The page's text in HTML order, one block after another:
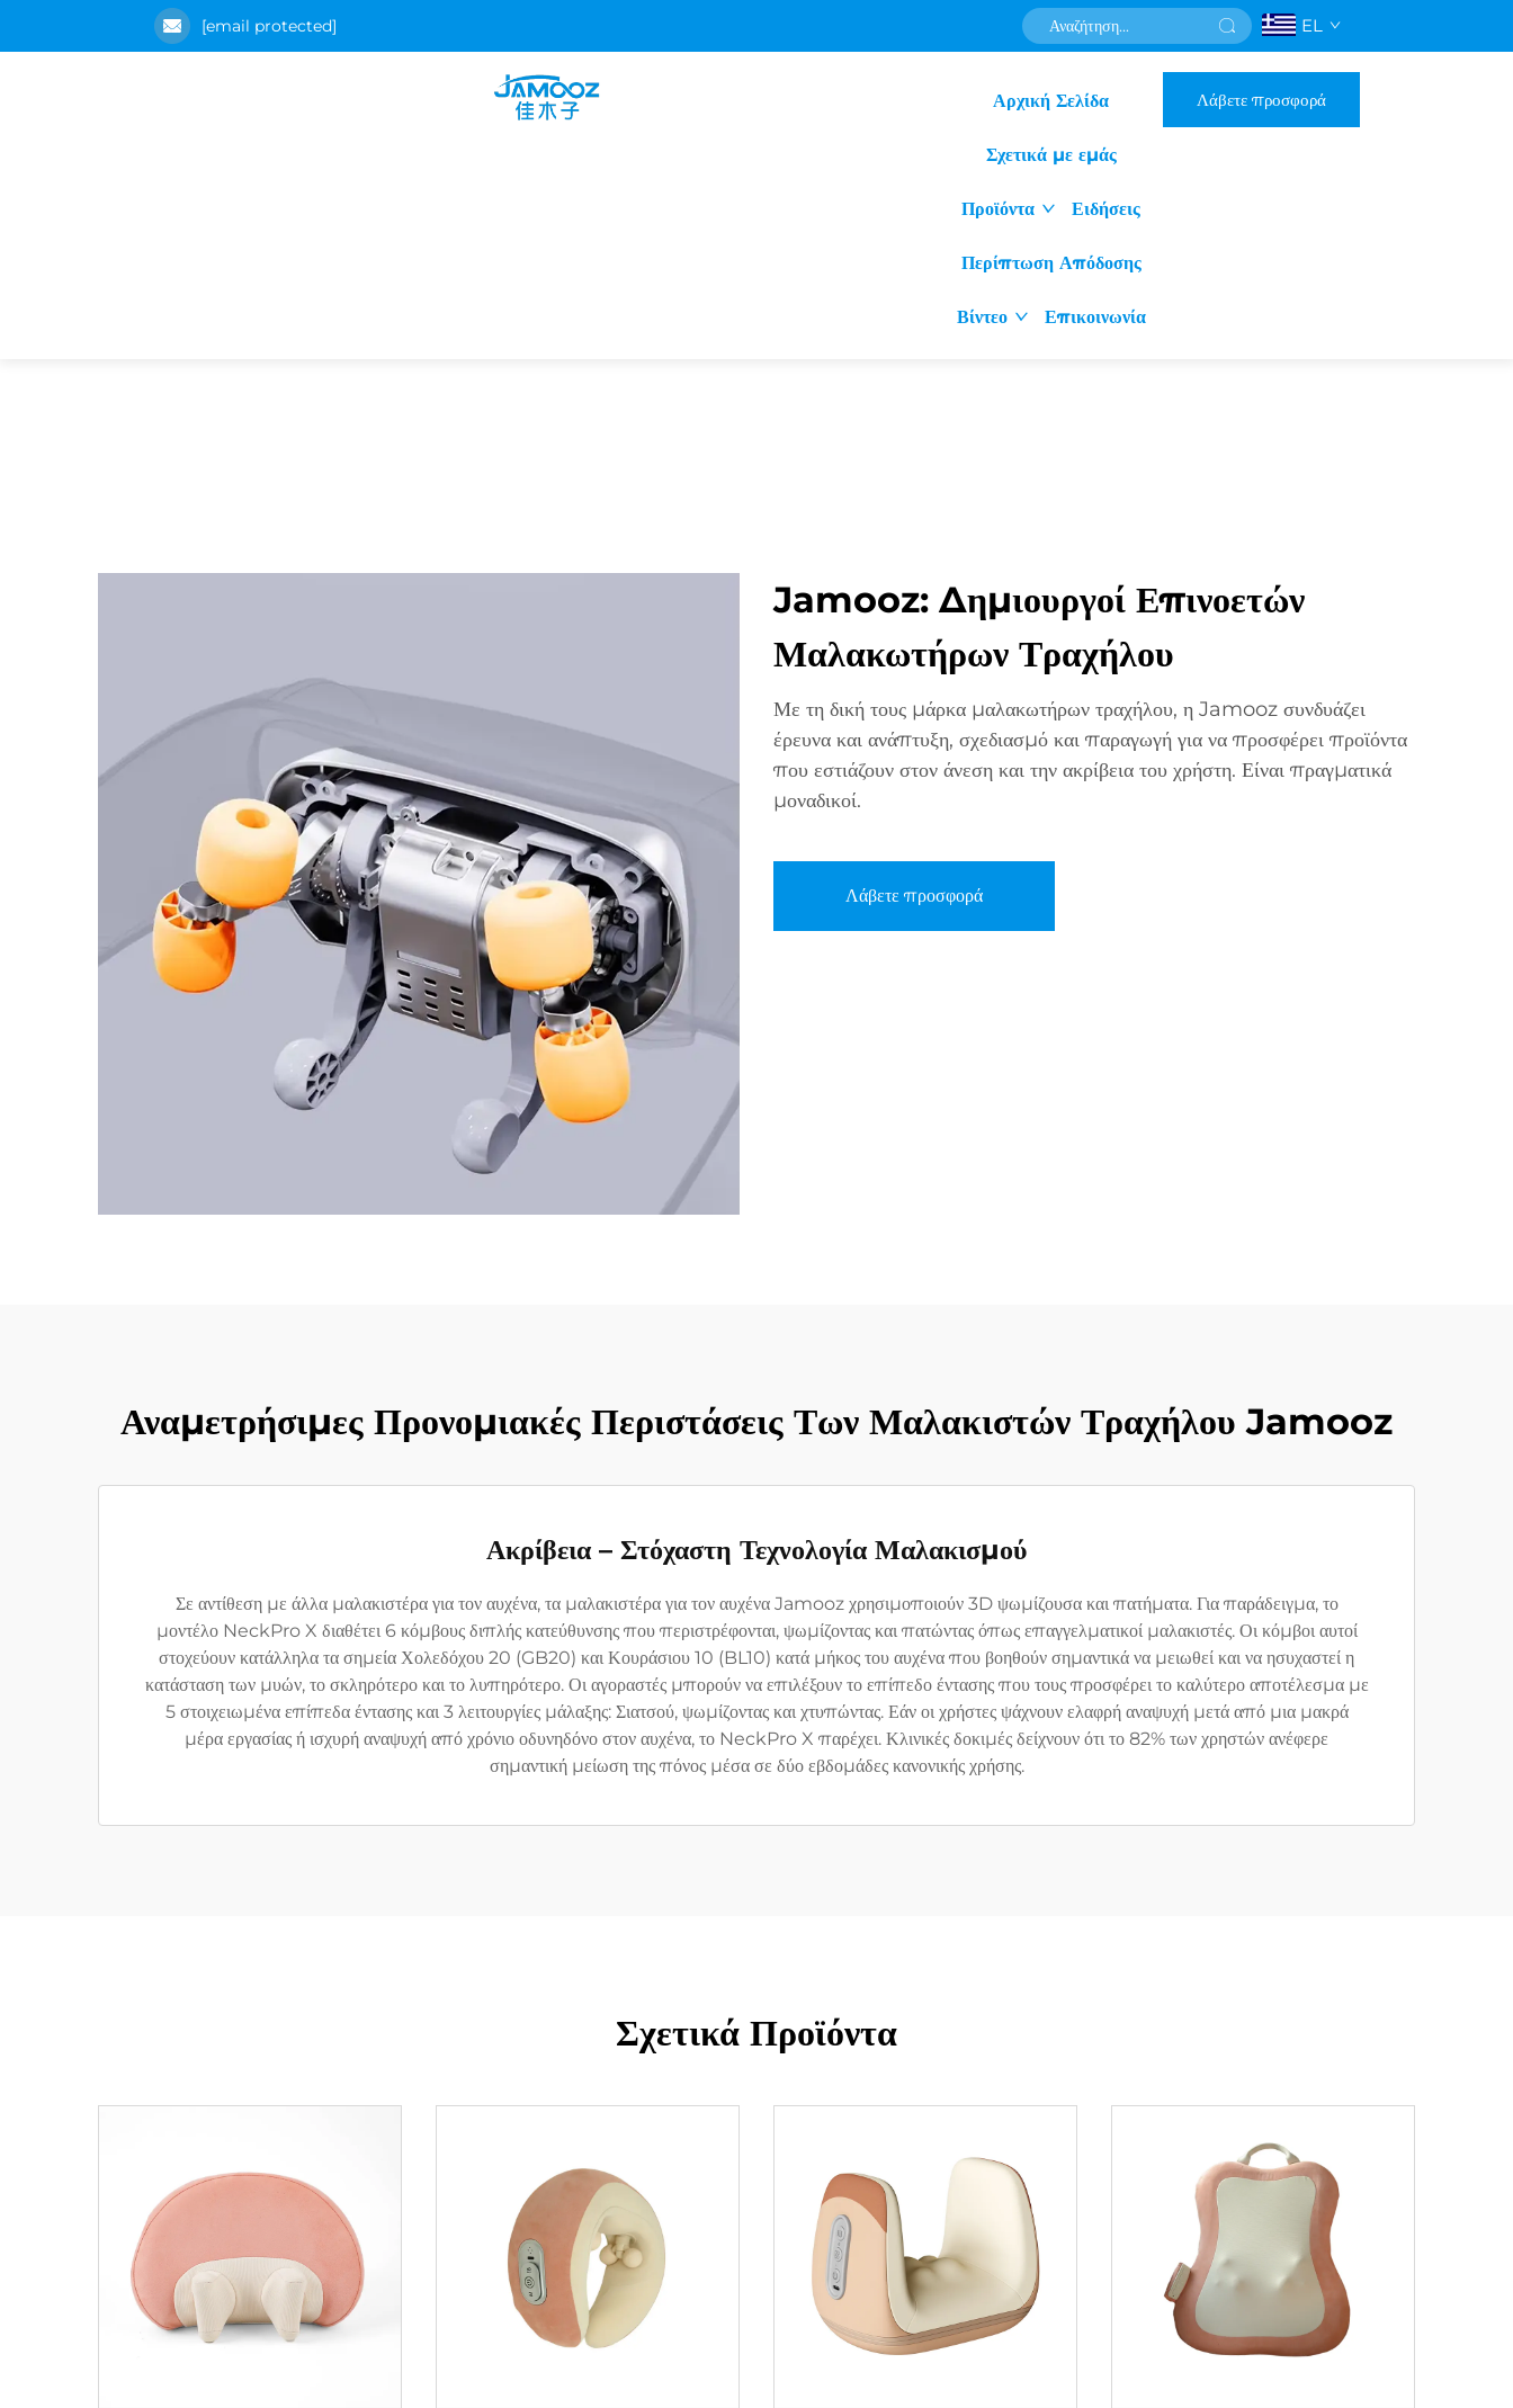
[email protected] EL
Αρχική Σελίδα
Σχετικά με εμάς
Προϊόντα Ειδήσεις
Περίπτωση Απόδοσης
Βίντεο Επικοινωνία
Λάβετε προσφορά
Jamooz: Δημιουργοί Επινοετών
Μαλακωτήρων Τραχήλου
Με τη δική τους μάρκα μαλακωτήρων τραχήλου, η Jamooz συνδυάζει
έρευνα και ανάπτυξη, σχεδιασμό και παραγωγή για να προσφέρει προϊόντα
που εστιάζουν στον άνεση και την ακρίβεια του χρήστη. Είναι πραγματικά
μοναδικοί.
Λάβετε προσφορά
Αναμετρήσιμες Προνομιακές Περιστάσεις Των Μαλακιστών Τραχήλου Jamooz
Ακρίβεια – Στόχαστη Τεχνολογία Μαλακισμού
Σε αντίθεση με άλλα μαλακιστέρα για τον αυχένα, τα μαλακιστέρα για τον αυχένα Jamooz χρησιμοποιούν 3D ψωμίζουσα και πατήματα. Για παράδειγμα, το
μοντέλο NeckPro X διαθέτει 6 κόμβους διπλής κατεύθυνσης που περιστρέφονται, ψωμίζοντας και πατώντας όπως επαγγελματικοί μαλακιστές. Οι κόμβοι αυτοί
στοχεύουν κατάλληλα τα σημεία Χολεδόχου 20 (GB20) και Κουράσιου 10 (BL10) κατά μήκος του αυχένα που βοηθούν σημαντικά να μειωθεί και να ησυχαστεί η
κατάσταση των μυών, το σκληρότερο και το λυπηρότερο. Οι αγοραστές μπορούν να επιλέξουν το επίπεδο έντασης που τους προσφέρει το καλύτερο αποτέλεσμα με
5 στοιχειωμένα επίπεδα έντασης και 3 λειτουργίες μάλαξης: Σιατσού, ψωμίζοντας και χτυπώντας. Εάν οι χρήστες ψάχνουν ελαφρή αναψυχή μετά από μια μακρά
μέρα εργασίας ή ισχυρή αναψυχή από χρόνιο οδυνηδόνο στον αυχένα, το NeckPro X παρέχει. Κλινικές δοκιμές δείχνουν ότι το 82% των χρηστών ανέφερε
σημαντική μείωση της πόνος μέσα σε δύο εβδομάδες κανονικής χρήσης.
Σχετικά Προϊόντα